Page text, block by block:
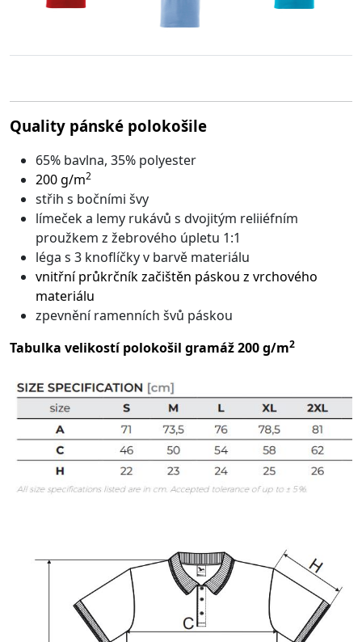
Quality pánské polokošile
65% bavlna, 35% polyester
200 g/m2
střih s bočními švy
límeček a lemy rukávů s dvojitým reliiéfním
proužkem z žebrového úpletu 1:1
léga s 3 knoflíčky v barvě materiálu
vnitřní průkrčník začištěn páskou z vrchového
materiálu
zpevnění ramenních švů páskou
Tabulka velikostí polokošil gramáž 200 g/m2